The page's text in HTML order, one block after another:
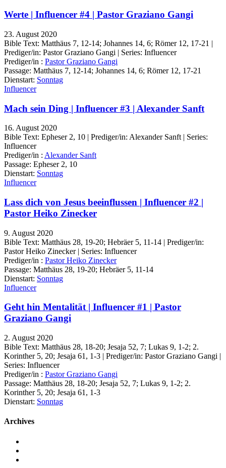
Werte | Influencer #4 | Pastor Graziano Gangi
23. August 2020
Bible Text: Matthäus 7, 12-14; Johannes 14, 6; Römer 12, 17-21 |
Prediger/in: Pastor Graziano Gangi | Series: Influencer
Prediger/in : Pastor Graziano Gangi
Passage: Matthäus 7, 12-14; Johannes 14, 6; Römer 12, 17-21
Dienstart: Sonntag
Influencer
Mach sein Ding | Influencer #3 | Alexander Sanft
16. August 2020
Bible Text: Epheser 2, 10 | Prediger/in: Alexander Sanft | Series:
Influencer
Prediger/in : Alexander Sanft
Passage: Epheser 2, 10
Dienstart: Sonntag
Influencer
Lass dich von Jesus beeinflussen | Influencer #2 |
Pastor Heiko Zinecker
9. August 2020
Bible Text: Matthäus 28, 19-20; Hebräer 5, 11-14 | Prediger/in:
Pastor Heiko Zinecker | Series: Influencer
Prediger/in : Pastor Heiko Zinecker
Passage: Matthäus 28, 19-20; Hebräer 5, 11-14
Dienstart: Sonntag
Influencer
Geht hin Mentalität | Influencer #1 | Pastor
Graziano Gangi
2. August 2020
Bible Text: Matthäus 28, 18-20; Jesaja 52, 7; Lukas 9, 1-2; 2.
Korinther 5, 20; Jesaja 61, 1-3 | Prediger/in: Pastor Graziano Gangi |
Series: Influencer
Prediger/in : Pastor Graziano Gangi
Passage: Matthäus 28, 18-20; Jesaja 52, 7; Lukas 9, 1-2; 2.
Korinther 5, 20; Jesaja 61, 1-3
Dienstart: Sonntag
Archives